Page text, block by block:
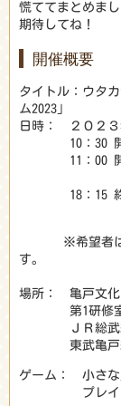
慌ててまとめまし
期待してね！
開催概要
タイトル：ウタ
ム2023」
日時： ２０２３
10：30 開場
11：00 開
（途中
18：15 終了
※希望者は、
す。
場所： 亀戸文化
第1研修室
ＪＲ総武線「
東武亀戸線「
ゲーム： 小さな
プレイヤー